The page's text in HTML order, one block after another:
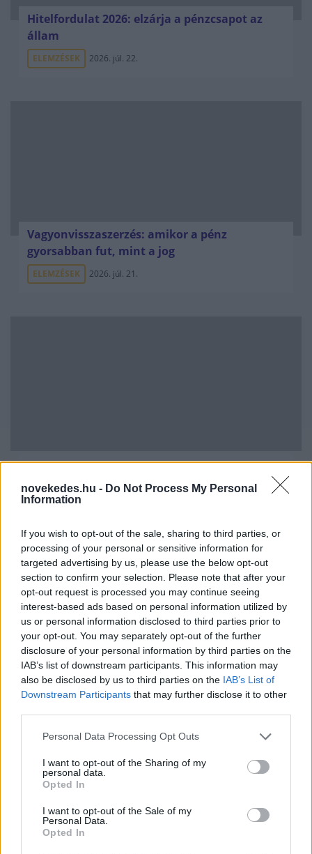
novekedes.hu - Do Not Process My Personal
Information
If you wish to opt-out of the sale, sharing to third parties, or
processing of your personal or sensitive information for
targeted advertising by us, please use the below opt-out
section to confirm your selection. Please note that after your
opt-out request is processed you may continue seeing
interest-based ads based on personal information utilized by
us or personal information disclosed to third parties prior to
your opt-out. You may separately opt-out of the further
disclosure of your personal information by third parties on the
IAB’s list of downstream participants. This information may
also be disclosed by us to third parties on the IAB’s List of
Downstream Participants that may further disclose it to other
Please note that this website/app uses one or more Google
not limited to your visit or usage behaviour. You may click to
grant or deny consent to Google and its third-party tags to
use your data for below specified purposes in below Google
consent section.
Personal Data Processing Opt Outs
I want to opt-out of the Sharing of my
personal data.
Opted In
I want to opt-out of the Sale of my
Personal Data.
Opted In
Hitelfordulat 2026: elzárja a pénzcsapot az
állam
ELEMZÉSEK 2026. júl. 22.
Vagyonvisszaszerzés: amikor a pénz
gyorsabban fut, mint a jog
ELEMZÉSEK 2026. júl. 21.
Kéthónapos a Tisza-kormány: íme a mérleg!
ELEMZÉSEK 2026. júl. 21.
Uniós források: íme a teendők, amelyek a
pénzek érkezéséhez még szükségesek